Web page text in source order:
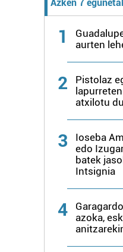
Azken 7
1
aurten
2
Pistolaz
atxilotu
3
Ioseba
edo
batek
Intsignia
4
azoka,